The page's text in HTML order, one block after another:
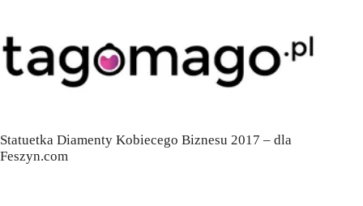
Statuetka Diamenty Kobiecego Biznesu 2017 – dla
Feszyn.com